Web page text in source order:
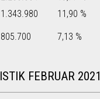
1.343.980 11,90 %
805.700 7,13 %
FEBRUAR 2021